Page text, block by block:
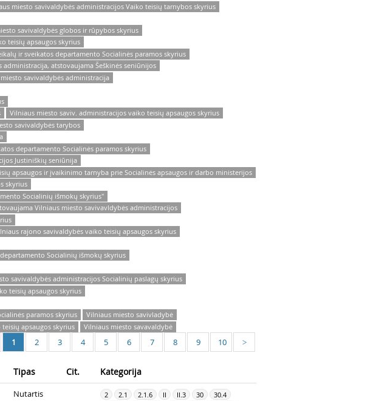
miesto savivaldybės administracijos Vaiko teisių tarnybos skyrius
savivaldybės globos ir rūpybos skyrius
teisių apsaugos skyrius
ir sveikatos departamento Socialinės paramos skyrius
atstovaujama Šeškinės seniūnijos
savivaldybės administracija
Vilniaus miesto saviv. administracijos vaiko teisių apsaugos skyrius
savivaldybės tarybos
departamento Socialinės paramos skyrius
Justiniškių seniūnija
apsaugos ir įvaikinimo tarnyba prie Socialinės apsaugos ir darbo ministerijos
skyrius
Socialinių išmokų skyrius"
Vilniaus miesto savivavldybės administracijos
rajono savivaldybės vaiko teisių apsaugos skyrius
Socialinių išmokų skyrius
savivaldybės administracijos Socialinių paslagų skyrius
teisių apsaugos skyrius
paramos skyrius
Vilniaus miesto savivladybė
apsaugos skyrius Vilniaus miesto savavaldybė
1 2 3 4 5 6 7 8 9 10 >
Tipas Cit. Kategorija
Nutartis 2 2.1 2.1.6 II II.3 30
30.4